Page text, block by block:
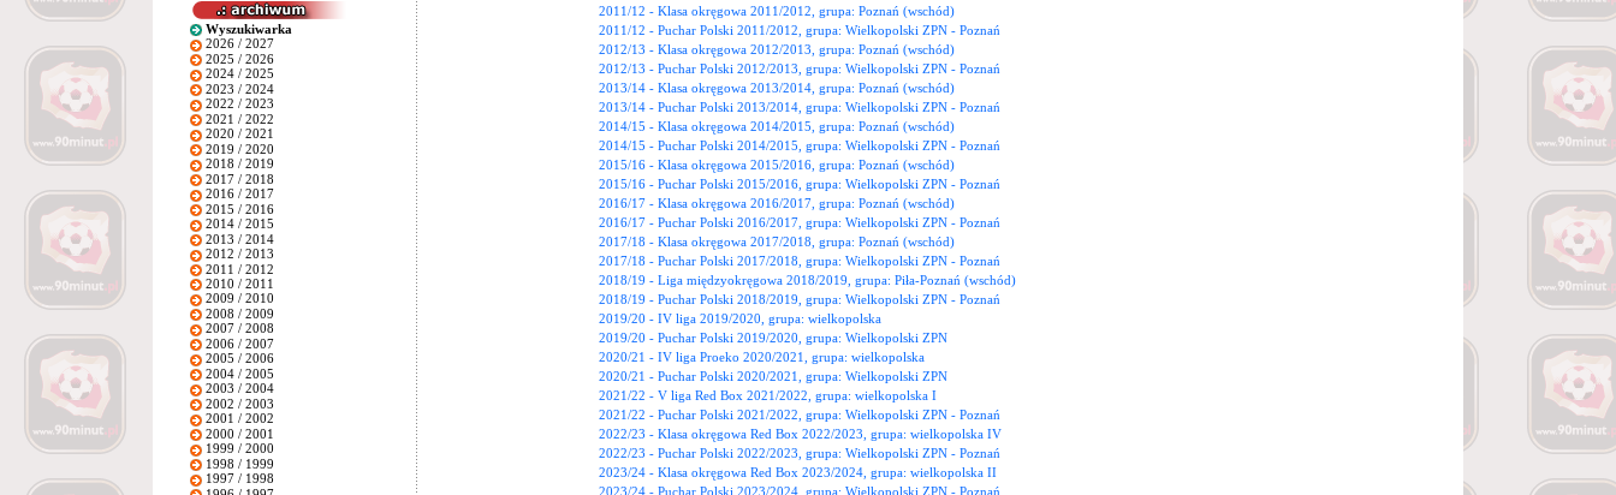
Wyszukiwarka
2026 / 2027
2025 / 2026
2024 / 2025
2023 / 2024
2022 / 2023
2021 / 2022
2020 / 2021
2019 / 2020
2018 / 2019
2017 / 2018
2016 / 2017
2015 / 2016
2014 / 2015
2013 / 2014
2012 / 2013
2011 / 2012
2010 / 2011
2009 / 2010
2008 / 2009
2007 / 2008
2006 / 2007
2005 / 2006
2004 / 2005
2003 / 2004
2002 / 2003
2001 / 2002
2000 / 2001
1999 / 2000
1998 / 1999
1997 / 1998
2011/12 - Klasa okręgowa 2011/2012, grupa: Poznań (wschód)
2011/12 - Puchar Polski 2011/2012, grupa: Wielkopolski ZPN - Poznań
2012/13 - Klasa okręgowa 2012/2013, grupa: Poznań (wschód)
2012/13 - Puchar Polski 2012/2013, grupa: Wielkopolski ZPN - Poznań
2013/14 - Klasa okręgowa 2013/2014, grupa: Poznań (wschód)
2013/14 - Puchar Polski 2013/2014, grupa: Wielkopolski ZPN - Poznań
2014/15 - Klasa okręgowa 2014/2015, grupa: Poznań (wschód)
2014/15 - Puchar Polski 2014/2015, grupa: Wielkopolski ZPN - Poznań
2015/16 - Klasa okręgowa 2015/2016, grupa: Poznań (wschód)
2015/16 - Puchar Polski 2015/2016, grupa: Wielkopolski ZPN - Poznań
2016/17 - Klasa okręgowa 2016/2017, grupa: Poznań (wschód)
2016/17 - Puchar Polski 2016/2017, grupa: Wielkopolski ZPN - Poznań
2017/18 - Klasa okręgowa 2017/2018, grupa: Poznań (wschód)
2017/18 - Puchar Polski 2017/2018, grupa: Wielkopolski ZPN - Poznań
2018/19 - Liga międzyokręgowa 2018/2019, grupa: Piła-Poznań (wschód)
2018/19 - Puchar Polski 2018/2019, grupa: Wielkopolski ZPN - Poznań
2019/20 - IV liga 2019/2020, grupa: wielkopolska
2019/20 - Puchar Polski 2019/2020, grupa: Wielkopolski ZPN
2020/21 - IV liga Proeko 2020/2021, grupa: wielkopolska
2020/21 - Puchar Polski 2020/2021, grupa: Wielkopolski ZPN
2021/22 - V liga Red Box 2021/2022, grupa: wielkopolska I
2021/22 - Puchar Polski 2021/2022, grupa: Wielkopolski ZPN - Poznań
2022/23 - Klasa okręgowa Red Box 2022/2023, grupa: wielkopolska IV
2022/23 - Puchar Polski 2022/2023, grupa: Wielkopolski ZPN - Poznań
2023/24 - Klasa okręgowa Red Box 2023/2024, grupa: wielkopolska II
2023/24 - Puchar Polski 2023/2024, grupa: Wielkopolski ZPN - Poznań